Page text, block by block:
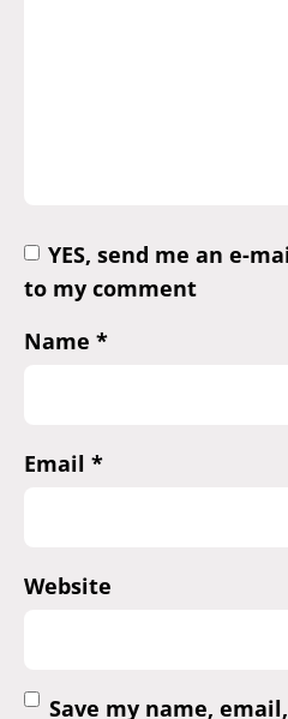
YES, send me an e-
to my comment
Name *
Email *
Website
Save my name,